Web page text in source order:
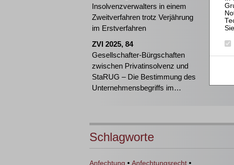
Insolvenzverwalters in einem
Zweitverfahren trotz Verjährung
im Erstverfahren
ZVI 2025, 84
Gesellschafter-Bürgschaften
zwischen Privatinsolvenz und
StaRUG – Die Bestimmung des
Unternehmensbegriffs im
Schlagworte
Anfechtung • Anfechtungsrecht •